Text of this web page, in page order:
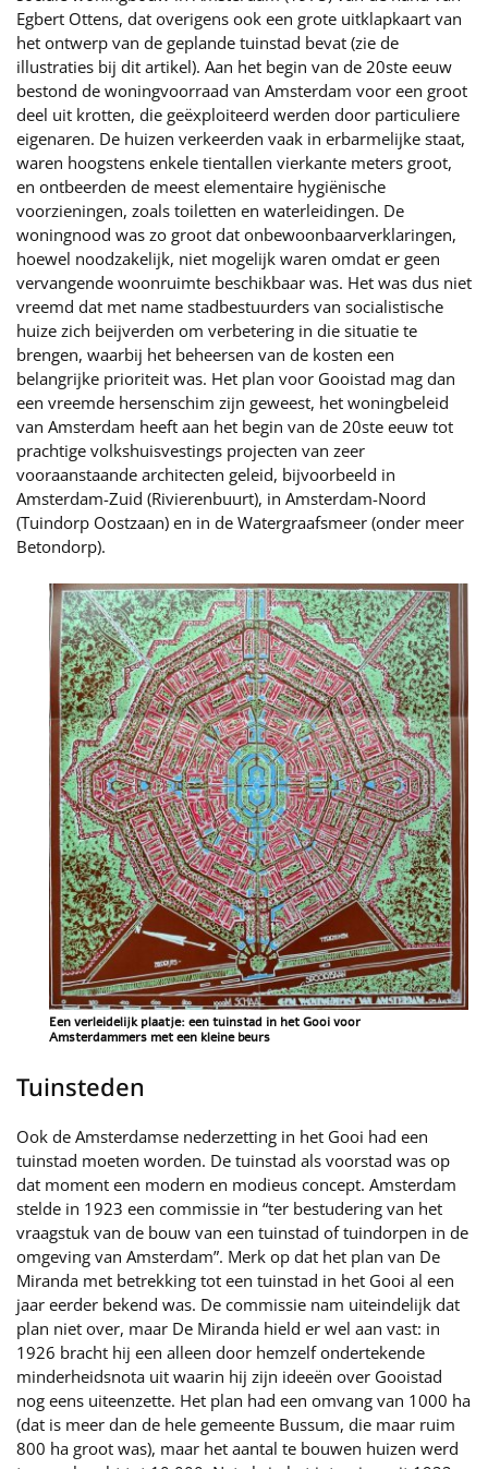
Egbert Ottens, dat overigens ook een grote uitklapkaart van
het ontwerp van de geplande tuinstad bevat (zie de
illustraties bij dit artikel). Aan het begin van de 20ste eeuw
bestond de woningvoorraad van Amsterdam voor een groot
deel uit krotten, die geëxploiteerd werden door particuliere
eigenaren. De huizen verkeerden vaak in erbarmelijke staat,
waren hoogstens enkele tientallen vierkante meters groot,
en ontbeerden de meest elementaire hygiënische
voorzieningen, zoals toiletten en waterleidingen. De
woningnood was zo groot dat onbewoonbaarverklaringen,
hoewel noodzakelijk, niet mogelijk waren omdat er geen
vervangende woonruimte beschikbaar was. Het was dus niet
vreemd dat met name stadbestuurders van socialistische
huize zich beijverden om verbetering in die situatie te
brengen, waarbij het beheersen van de kosten een
belangrijke prioriteit was. Het plan voor Gooistad mag dan
een vreemde hersenschim zijn geweest, het woningbeleid
van Amsterdam heeft aan het begin van de 20ste eeuw tot
prachtige volkshuisvestings projecten van zeer
vooraanstaande architecten geleid, bijvoorbeeld in
Amsterdam-Zuid (Rivierenbuurt), in Amsterdam-Noord
(Tuindorp Oostzaan) en in de Watergraafsmeer (onder meer
Betondorp).
Een verleidelijk plaatje: een tuinstad in het Gooi voor
Amsterdammers met een kleine beurs
Tuinsteden
Ook de Amsterdamse nederzetting in het Gooi had een
tuinstad moeten worden. De tuinstad als voorstad was op
dat moment een modern en modieus concept. Amsterdam
stelde in 1923 een commissie in “ter bestudering van het
vraagstuk van de bouw van een tuinstad of tuindorpen in de
omgeving van Amsterdam”. Merk op dat het plan van De
Miranda met betrekking tot een tuinstad in het Gooi al een
jaar eerder bekend was. De commissie nam uiteindelijk dat
plan niet over, maar De Miranda hield er wel aan vast: in
1926 bracht hij een alleen door hemzelf ondertekende
minderheidsnota uit waarin hij zijn ideeën over Gooistad
nog eens uiteenzette. Het plan had een omvang van 1000 ha
(dat is meer dan de hele gemeente Bussum, die maar ruim
800 ha groot was), maar het aantal te bouwen huizen werd